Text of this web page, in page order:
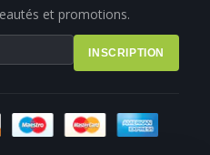
et promotions.
INSCRIPTION